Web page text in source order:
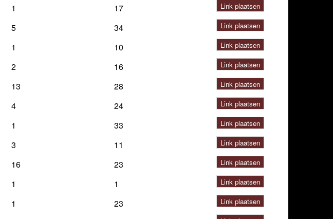
1 17 Link plaatsen
5 34 Link plaatsen
1 10 Link plaatsen
2 16 Link plaatsen
13 28 Link plaatsen
4 24 Link plaatsen
1 33 Link plaatsen
3 11 Link plaatsen
16 23 Link plaatsen
1 1 Link plaatsen
1 23 Link plaatsen